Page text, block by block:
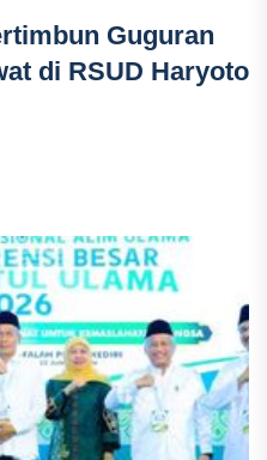
Guguran
di RSUD Haryoto